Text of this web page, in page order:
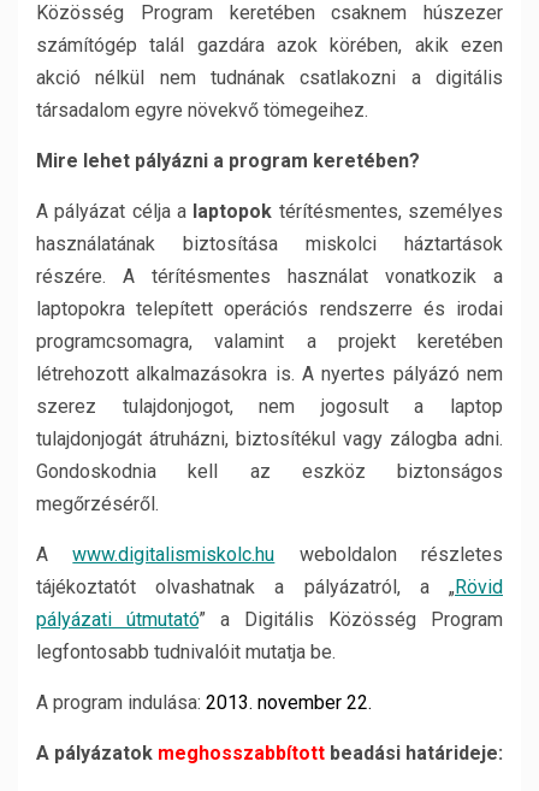
Közösség Program keretében csaknem húszezer
számítógép talál gazdára azok körében, akik ezen
akció nélkül nem tudnának csatlakozni a digitális
társadalom egyre növekvő tömegeihez.
Mire lehet pályázni a program keretében?
A pályázat célja a laptopok térítésmentes, személyes
használatának biztosítása miskolci háztartások
részére. A térítésmentes használat vonatkozik a
laptopokra telepített operációs rendszerre és irodai
programcsomagra, valamint a projekt keretében
létrehozott alkalmazásokra is. A nyertes pályázó nem
szerez tulajdonjogot, nem jogosult a laptop
tulajdonjogát átruházni, biztosítékul vagy zálogba adni.
Gondoskodnia kell az eszköz biztonságos
megőrzéséről.
Awww.digitalismiskolc.hu weboldalon részletes
tájékoztatót olvashatnak a pályázatról, a „Rövid
pályázati útmutató” a Digitális Közösség Program
legfontosabb tudnivalóit mutatja be.
A program indulása: 2013. november 22.
A pályázatok meghosszabbított beadási határideje: